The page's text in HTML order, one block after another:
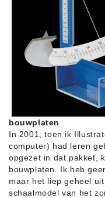
bouwplaten
In 2001, toen ik
computer) had leren
opgezet in dat pakket,
bouwplaten. Ik heb
maar het liep geheel
schaalmodel van het